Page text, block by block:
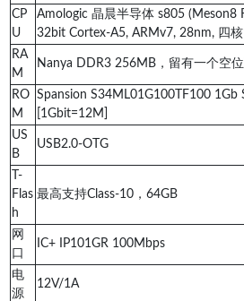
CP
U
Amologic 晶晨半导体 s805 (Meson8
32bit Cortex-A5, ARMv7, 28nm, 四核
RA
M
Nanya DDR3 256MB，留有一个空
RO
M
Spansion S34ML01G100TF100 1Gb
[1Gbit=12M]
US
B
USB2.0-OTG
T-
Flas
h
最高支持Class-10，64GB
网
口
IC+ IP101GR 100Mbps
电
源
12V/1A